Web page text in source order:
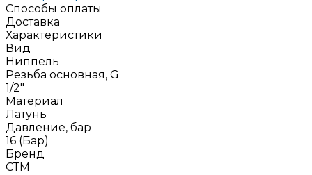
Способы оплаты
Доставка
Характеристики
Вид
Ниппель
Резьба основная, G
1/2"
Материал
Латунь
Давление, бар
16 (Бар)
Бренд
СТМ